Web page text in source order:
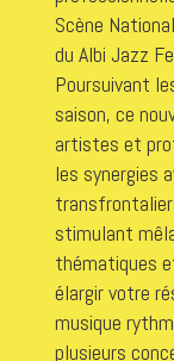
Scène
du Albi Jazz
Poursuivant
saison, ce
artistes et
les synergies
stimulant
thématiques
élargir votre
musique
plusieurs